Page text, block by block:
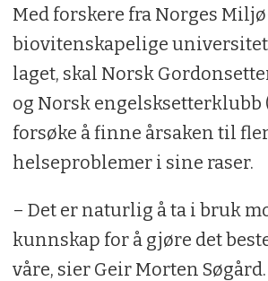
Med forskere fra Norges
biovitenskapelige universitet
laget, skal Norsk
og Norsk engelsksetterklubb
forsøke å finne årsaken til
helseproblemer i sine raser.
– Det er naturlig å ta i bruk
kunnskap for å gjøre det
våre, sier Geir Morten